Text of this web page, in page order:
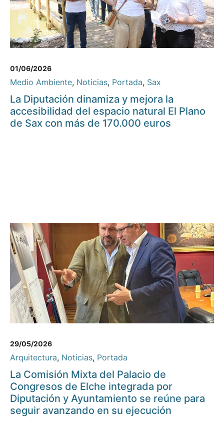
01/06/2026
Medio Ambiente, Noticias, Portada, Sax
La Diputación dinamiza y mejora la
accesibilidad del espacio natural El Plano
de Sax con más de 170.000 euros
29/05/2026
Arquitectura, Noticias, Portada
La Comisión Mixta del Palacio de
Congresos de Elche integrada por
Diputación y Ayuntamiento se reúne para
seguir avanzando en su ejecución